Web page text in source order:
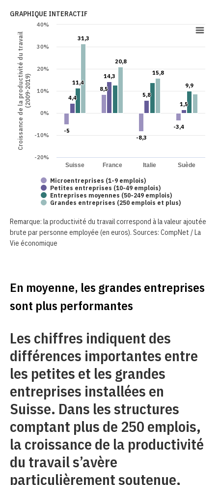
GRAPHIQUE INTERACTIF
Croissance de la productivité du travail(2009-2019)
-5
-5
8,5
8,5
-8,3
-8,3
-3,4
-3,4
4,4
4,4
14,3
14,3
5,8
5,8
1,5
1,5
11,4
11,4 9,9
9,9
31,3
31,3
20,8
20,8
15,8
15,8
Microentreprises (1-9 emplois)
Petites entreprises (10-49 emplois)
Entreprises moyennes (50-249 emplois)
Grandes entreprises (250 emplois et plus)
Suisse France Italie Suède
-20%
-10%
0%
10%
20%
30%
40%
Remarque: la productivité du travail correspond à la valeur ajoutée
brute par personne employée (en euros). Sources: CompNet / La
Vie économique
En moyenne, les grandes entreprises
sont plus performantes
Les chiffres indiquent des
différences importantes entre
les petites et les grandes
entreprises installées en
Suisse. Dans les structures
comptant plus de 250 emplois,
la croissance de la productivité
du travail s’avère
particulièrement soutenue,